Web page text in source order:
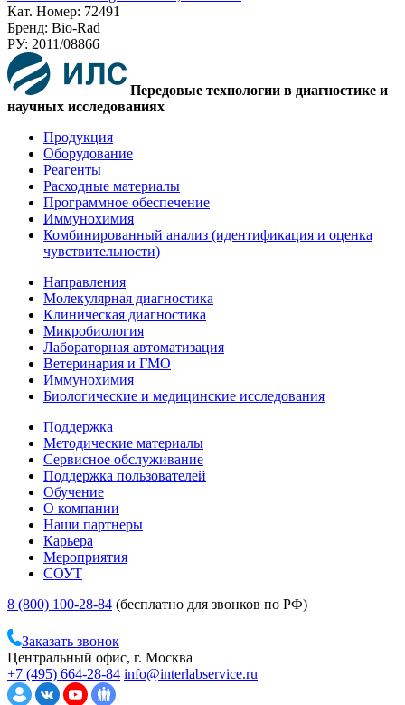
Кат. Номер: 72491
Бренд: Bio-Rad
РУ: 2011/08866
Передовые технологии в диагностике и
научных исследованиях
Продукция
Оборудование
Реагенты
Расходные материалы
Программное обеспечение
Иммунохимия
Комбинированный анализ (идентификация и оценка
чувствительности)
Направления
Молекулярная диагностика
Клиническая диагностика
Микробиология
Лабораторная автоматизация
Ветеринария и ГМО
Иммунохимия
Биологические и медицинские исследования
Поддержка
Методические материалы
Сервисное обслуживание
Поддержка пользователей
Обучение
О компании
Наши партнеры
Карьера
Мероприятия
СОУТ
8 (800) 100-28-84 (бесплатно для звонков по РФ)
Заказать звонок
Центральный офис, г. Москва
+7 (495) 664-28-84 info@interlabservice.ru